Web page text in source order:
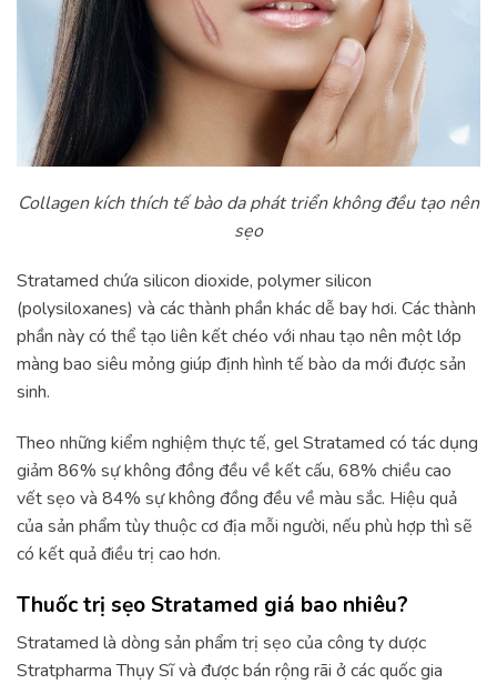
Collagen kích thích tế bào da phát triển không đều tạo nên
sẹo
Stratamed chứa silicon dioxide, polymer silicon
(polysiloxanes) và các thành phần khác dễ bay hơi. Các thành
phần này có thể tạo liên kết chéo với nhau tạo nên một lớp
màng bao siêu mỏng giúp định hình tế bào da mới được sản
sinh.
Theo những kiểm nghiệm thực tế, gel Stratamed có tác dụng
giảm 86% sự không đồng đều về kết cấu, 68% chiều cao
vết sẹo và 84% sự không đồng đều về màu sắc. Hiệu quả
của sản phẩm tùy thuộc cơ địa mỗi người, nếu phù hợp thì sẽ
có kết quả điều trị cao hơn.
Thuốc trị sẹo Stratamed giá bao nhiêu?
Stratamed là dòng sản phẩm trị sẹo của công ty dược
Stratpharma Thụy Sĩ và được bán rộng rãi ở các quốc gia